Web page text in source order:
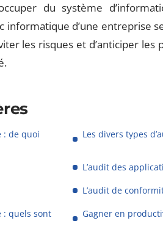
du système
informatique d’une entreprise
les risques et d’anticiper les
de quoi
Les divers types
L’audit des
L’audit de
quels sont
Gagner en